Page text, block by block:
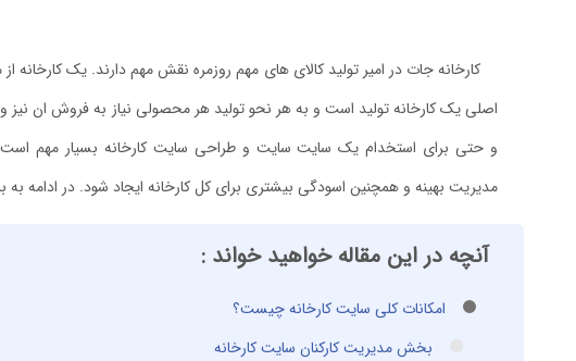
کارخانه جات در امیر تولید کالای های مهم روزمره نقش مهم دارند. یک کارخانه
اصلی یک کارخانه تولید است و به هر نحو تولید هر محصولی نیاز به فروش ان نیز
و حتی برای استخدام یک سایت سایت و طراحی سایت کارخانه بسیار مهم
مدیریت بهینه و همچنین اسودگی بیشتری برای کل کارخانه ایجاد شود. در ادامه
آنچه در این مقاله خواهید خواند :
امکانات کلی سایت کارخانه چیست؟
بخش مدیریت کارکنان سایت کارخانه